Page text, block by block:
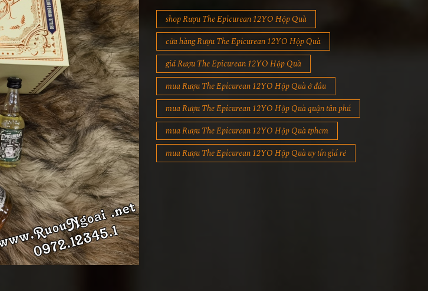
shop Rượu The Epicurean 12YO Hộp Quà
cửa hàng Rượu The Epicurean 12YO Hộp Quà
giá Rượu The Epicurean 12YO Hộp Quà
mua Rượu The Epicurean 12YO Hộp Quà ở đâu
mua Rượu The Epicurean 12YO Hộp Quà quận tân phú
mua Rượu The Epicurean 12YO Hộp Quà tphcm
mua Rượu The Epicurean 12YO Hộp Quà uy tín giá rẻ